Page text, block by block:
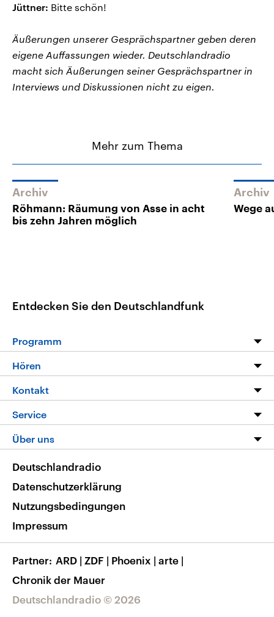
Jüttner: Bitte schön!
Äußerungen unserer Gesprächspartner geben deren
eigene Auffassungen wieder. Deutschlandradio
macht sich Äußerungen seiner Gesprächspartner in
Interviews und Diskussionen nicht zu eigen.
Mehr zum Thema
Archiv
Röhmann: Räumung von Asse in acht
bis zehn Jahren möglich
Archiv
Wege
Entdecken Sie den Deutschlandfunk
Programm
Programm
Die Nachrichten
Nachrichtenleicht
Neue Beiträge auf dlf.de
Hören
Livestream
Podcasts
Deutschlandfunk App
Nachrichten App
Frequenzen
Kontakt
Hörerservice
Service
FAQ
Veranstaltungen
Musikliste
RSS
Über uns
Barrierefreiheit
Deutschlandradio © 2026
Deutschlandradio
Datenschutzerklärung
Nutzungsbedingungen
Impressum
Partner ARD | ZDF | Phoenix | arte |
Chronik der Mauer